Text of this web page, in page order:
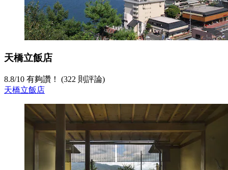
天橋立飯店
8.8/10 有夠讚！ (322 則評論)
天橋立飯店